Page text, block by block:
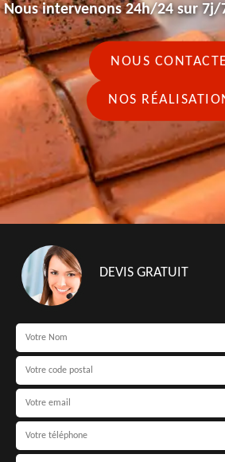
Nous intervenons 24h/24 sur 7j/
NOUS
NOS
DEVIS GRATUIT